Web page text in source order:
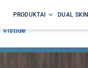
PRODUKTAI DUAL SKIN
Vištidė